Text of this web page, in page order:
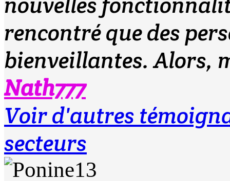
rencontré que des
bienveillantes. Alors,
Nath777
Voir d'autres
secteurs